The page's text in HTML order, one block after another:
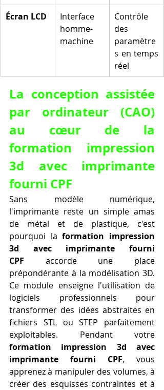
Écran LCD
Interface
homme-
machine
Contrôle
des
paramètre
s en temps
réel
La conception assistée
par ordinateur (CAO)
au cœur de la
formation impression
3d avec imprimante
fourni CPF
Sans modèle numérique,
l'imprimante reste un simple amas
de métal et de plastique, c'est
pourquoi la formation impression
3d avec imprimante fourni
CPF accorde une place
prépondérante à la modélisation 3D.
Ce module enseigne l'utilisation de
logiciels professionnels pour
transformer des idées abstraites en
fichiers STL ou STEP parfaitement
formation impression 3d avec
imprimante fourni CPF, vous
apprenez à manipuler des volumes, à
créer des esquisses contraintes et à